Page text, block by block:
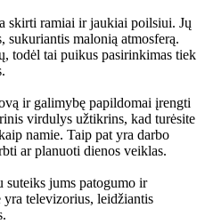
skirti ramiai ir jaukiai poilsiui. Jų
sukuriantis malonią atmosferą.
todėl tai puikus pasirinkimas tiek
ir galimybę papildomai įrengti
virdulys užtikrins, kad turėsite
namie. Taip pat yra darbo
ar planuoti dienos veiklas.
suteiks jums patogumo ir
yra televizorius, leidžiantis